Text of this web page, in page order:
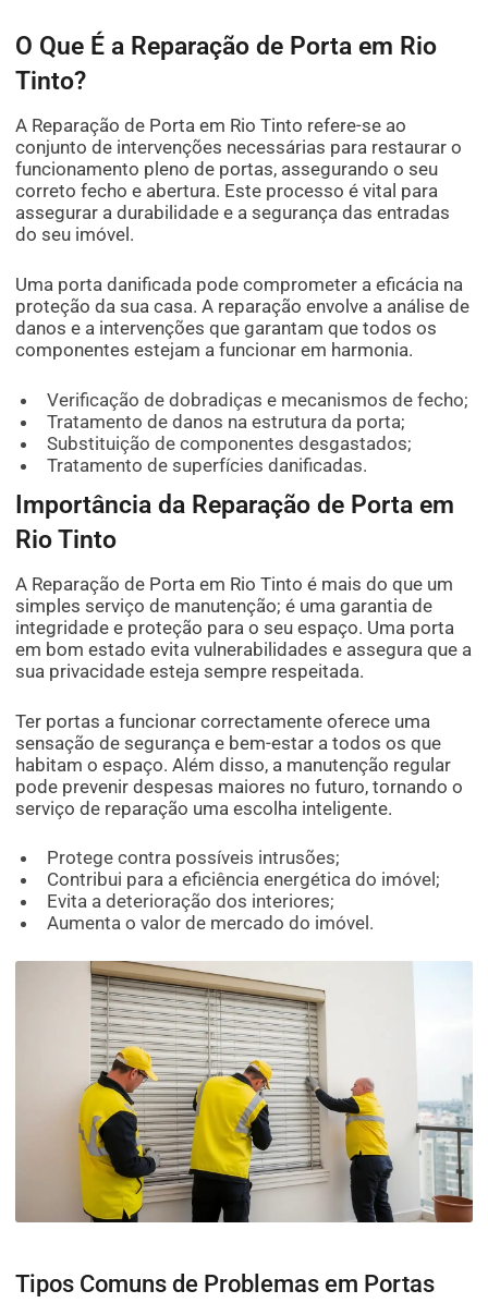
O Que É a Reparação de Porta em Rio
Tinto?
A Reparação de Porta em Rio Tinto refere-se ao
conjunto de intervenções necessárias para restaurar o
funcionamento pleno de portas, assegurando o seu
correto fecho e abertura. Este processo é vital para
assegurar a durabilidade e a segurança das entradas
do seu imóvel.
Uma porta danificada pode comprometer a eficácia na
proteção da sua casa. A reparação envolve a análise de
danos e a intervenções que garantam que todos os
componentes estejam a funcionar em harmonia.
Verificação de dobradiças e mecanismos de fecho;
Tratamento de danos na estrutura da porta;
Substituição de componentes desgastados;
Tratamento de superfícies danificadas.
Importância da Reparação de Porta em
Rio Tinto
A Reparação de Porta em Rio Tinto é mais do que um
simples serviço de manutenção; é uma garantia de
integridade e proteção para o seu espaço. Uma porta
em bom estado evita vulnerabilidades e assegura que a
sua privacidade esteja sempre respeitada.
Ter portas a funcionar correctamente oferece uma
sensação de segurança e bem-estar a todos os que
habitam o espaço. Além disso, a manutenção regular
pode prevenir despesas maiores no futuro, tornando o
serviço de reparação uma escolha inteligente.
Protege contra possíveis intrusões;
Contribui para a eficiência energética do imóvel;
Evita a deterioração dos interiores;
Aumenta o valor de mercado do imóvel.
Tipos Comuns de Problemas em Portas